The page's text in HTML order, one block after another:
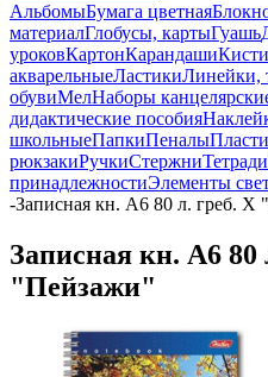
АльбомыБумага цветная
материалГлобусы, картыГуашь
уроковКартонКарандаши
акварельныеЛастикиЛинейки,
обувиМелНаборы
дидактические пособия
школьныеПапкиПеналы
рюкзакиРучкиСтержниТетради
принадлежностиЭлементы
-Записная кн. А6 80 л. греб. Х
Записная кн. А6 80
"Пейзажи"